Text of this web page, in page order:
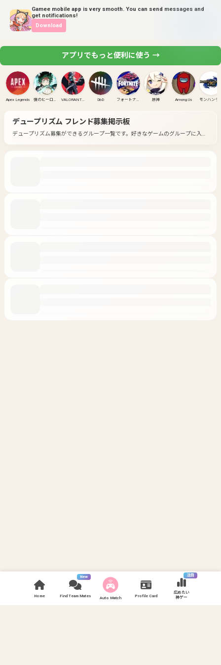
Gamee mobile app is very smooth. You can send messages and
get notifications!
Download
Home
New
Find Team Mates Auto Match Profile Card
注目
広めたい
神ゲー
アプリでもっと便利に使う →
Apex Legends 僕のヒーローアカデミア ULTRA RUMBLE VALORANT(PC) DbD フォートナイト 原神 Among Us
デュープリズム フレンド募集掲示板
デュープリズム募集ができるグループ一覧です。 好きなゲームのグループに入っ